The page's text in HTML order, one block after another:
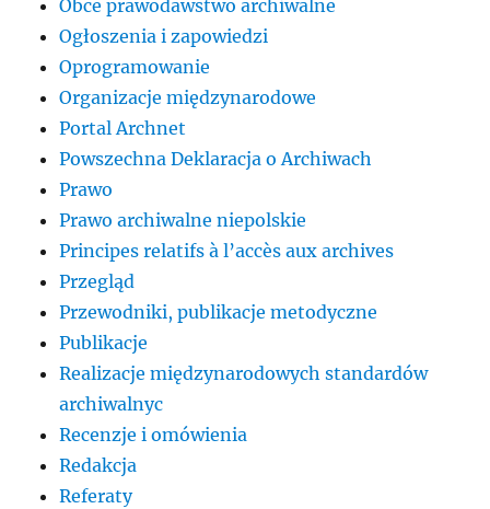
Obce prawodawstwo archiwalne
Ogłoszenia i zapowiedzi
Oprogramowanie
Organizacje międzynarodowe
Portal Archnet
Powszechna Deklaracja o Archiwach
Prawo
Prawo archiwalne niepolskie
Principes relatifs à l’accès aux archives
Przegląd
Przewodniki, publikacje metodyczne
Publikacje
Realizacje międzynarodowych standardów
archiwalnyc
Recenzje i omówienia
Redakcja
Referaty